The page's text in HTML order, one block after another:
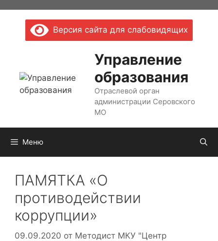
содержимомуВерсия сайта для слабовидящих
Управление
образования
Отраслевой орган
администрации Серовского
МО
Меню
ПАМЯТКА «О
противодействии
коррупции»
09.09.2020 от Методист МКУ "Центр